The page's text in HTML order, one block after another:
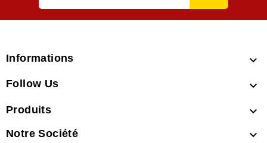
Informations 
Follow Us 
Produits 
Notre Société 